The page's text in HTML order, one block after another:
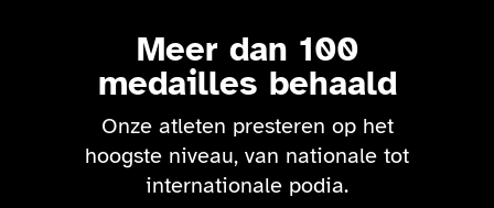
Meer dan 100
medailles behaald
Onze atleten presteren op het
hoogste niveau, van nationale tot
internationale podia.